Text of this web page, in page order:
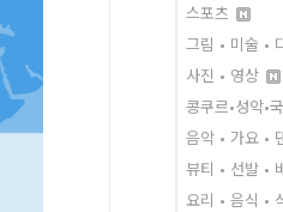
스포츠
그림 • 미술 •
사진 • 영상
콩쿠르•성악•
음악 • 가요 •
뷰티 • 선발 •
요리 • 음식 •